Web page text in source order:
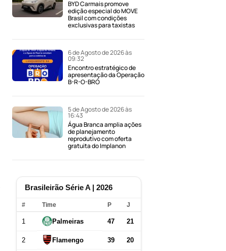
BYD Carmais promove
edição especial do MOVE
Brasil com condições
exclusivas para taxistas
6 de Agosto de 2026 às
09:32
Encontro estratégico de
apresentação da Operação
B-R-O-BRÓ
5 de Agosto de 2026 às
16:43
Água Branca amplia ações
de planejamento
reprodutivo com oferta
gratuita do Implanon